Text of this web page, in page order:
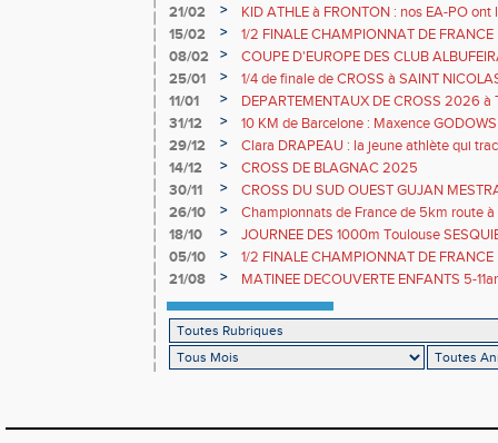
21/02
>
KID ATHLE à FRONTON : nos EA-PO ont
15/02
>
1/2 FINALE CHAMPIONNAT DE FRANCE
08/02
>
COUPE D'EUROPE DES CLUB
par équipe avec le GTA
25/01 >
1/4 de finale de CROSS à SAINT
11/01
>
DEPARTEMENTAUX DE CROSS 2026 à
31/12
>
10 KM de Barcelone : Maxence
29/12
>
Clara DRAPEAU : la jeune athlète qui
14/12
>
CROSS DE BLAGNAC 2025
30/11
>
CROSS DU SUD OUEST GUJAN
26/10
>
Championnats de France de 5km route
Clara DRAPEAU
18/10 >
JOURNEE DES 1000m Toulouse
05/10
>
1/2 FINALE CHAMPIONNAT DE
21/08
>
MATINEE DECOUVERTE ENFANTS 5-